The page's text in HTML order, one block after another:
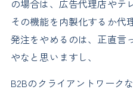
の場合は、広告代理店やテ
その機能を内製化するか代
発注をやめるのは、正直言
やなと思いますし、
B2Bのクライアントワーク